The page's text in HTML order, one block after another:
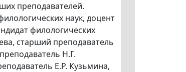
преподавателей.
наук, доцент
филологических
старший преподаватель
Н.Г.
Е.Р. Кузьмина,